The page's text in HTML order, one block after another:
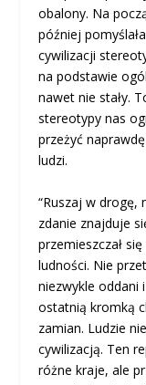
obalony. Na
później
cywilizacji
na podstawie
nawet nie stały.
stereotypy nas
przeżyć
ludzi.
“Ruszaj w drogę,
zdanie znajduje
przemieszczał
ludności. Nie
niezwykle oddani
ostatnią kromką
zamian. Ludzie
cywilizacją. Ten
różne kraje, ale